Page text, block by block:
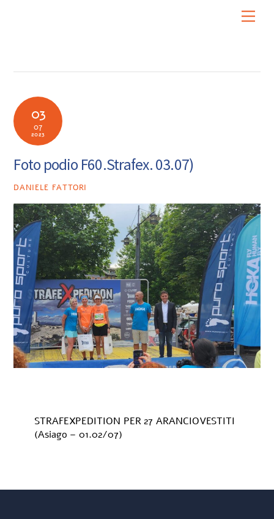
03
07
2023
Foto podio F60.Strafex. 03.07)
DANIELE FATTORI
STRAFEXPEDITION PER 27 ARANCIOVESTITI
(Asiago – 01.02/07)